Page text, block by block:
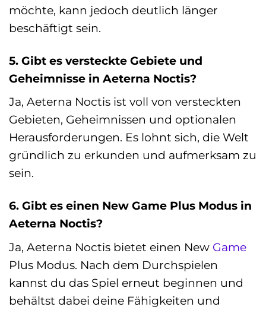
möchte, kann jedoch deutlich länger
beschäftigt sein.
5. Gibt es versteckte Gebiete und
Geheimnisse in Aeterna Noctis?
Ja, Aeterna Noctis ist voll von versteckten
Gebieten, Geheimnissen und optionalen
Herausforderungen. Es lohnt sich, die Welt
gründlich zu erkunden und aufmerksam zu
sein.
6. Gibt es einen New Game Plus Modus in
Aeterna Noctis?
Ja, Aeterna Noctis bietet einen New Game
Plus Modus. Nach dem Durchspielen
kannst du das Spiel erneut beginnen und
behältst dabei deine Fähigkeiten und